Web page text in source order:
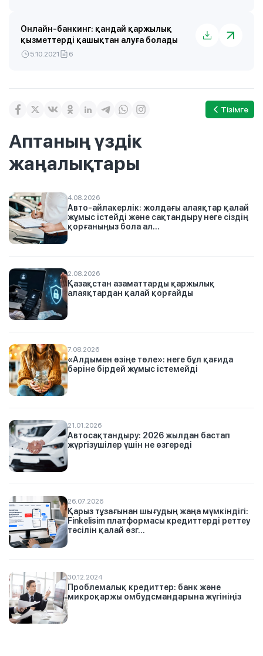
Онлайн-банкинг: қандай қаржылық
қызметтерді қашықтан алуға болады
5.10.2021 6
Тізімге
Аптаның үздік
жаңалықтары
4.08.2026
Авто-айлакерлік: жолдағы алаяқтар қалай
жұмыс істейді және сақтандыру неге сіздің
қорғаныңыз бола ал...
2.08.2026
Қазақстан азаматтарды қаржылық
алаяқтардан қалай қорғайды
7.08.2026
«Алдымен өзіңе төле»: неге бұл қағида
бәріне бірдей жұмыс істемейді
21.01.2026
Автосақтандыру: 2026 жылдан бастап
жүргізушілер үшін не өзгереді
26.07.2026
Қарыз тұзағынан шығудың жаңа мүмкіндігі:
Finkelisim платформасы кредиттерді реттеу
тәсілін қалай өзг...
30.12.2024
Проблемалық кредиттер: банк және
микроқаржы омбудсмандарына жүгініңіз